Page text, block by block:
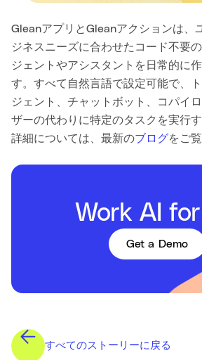
GleanアプリとGleanアクションは、
ジネスニーズに合わせたコード不要
ジェントやアシスタントを日常的に
す。すべて自然言語で設定可能で、
ジェント、チャットボット、コパイ
ザーの代わりに特定のタスクを実行
詳細については、最新のブログをご
Work AI
Get a Demo
すべてのストーリーに戻る